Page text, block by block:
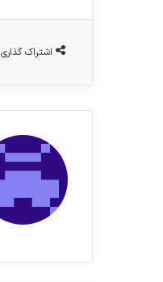
اشتراک گذاری